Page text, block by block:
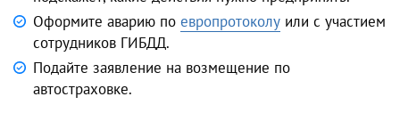
Оформите аварию по европротоколу или с участием
сотрудников ГИБДД.
Подайте заявление на возмещение по
автостраховке.